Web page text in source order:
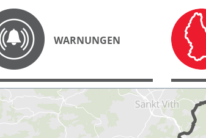
WARNUNGEN